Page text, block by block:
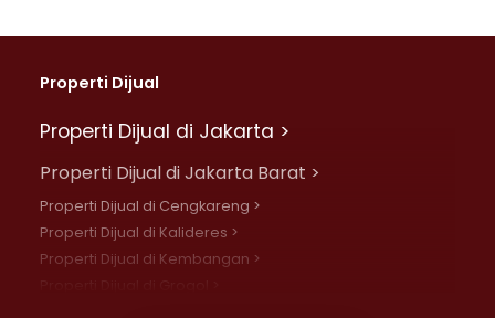
Properti Dijual
Properti Dijual di Jakarta >
Properti Dijual di Jakarta Barat >
Properti Dijual di Cengkareng >
Properti Dijual di Kalideres >
Properti Dijual di Kembangan >